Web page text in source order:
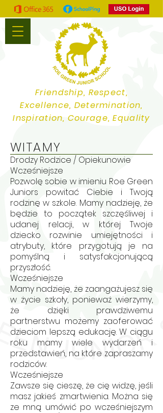
Friendship, Respect,
Excellence, Determination,
Inspiration, Courage, Equality
WITAMY
Drodzy Rodzice / Opiekunowie
Wcześniejsze
Pozwolę sobie w imieniu Roe Green
Juniors powitać Ciebie i Twoją
rodzinę w szkole. Mamy nadzieję, że
będzie to początek szczęśliwej i
udanej relacji, w której Twoje
dziecko rozwinie umiejętności i
atrybuty, które przygotują je na
pomyślną i satysfakcjonującą
przyszłość.
Wcześniejsze
Mamy nadzieję, że zaangażujesz się
w życie szkoły, ponieważ wierzymy,
że dzięki prawdziwemu
partnerstwu możemy zaoferować
dzieciom lepszą edukację. W ciągu
roku mamy wiele wydarzeń i
przedstawień, na które zapraszamy
rodziców.
Wcześniejsze
Zawsze się cieszę, że cię widzę, jeśli
masz jakieś zmartwienia. Można się
ze mną umówić po wcześniejszym